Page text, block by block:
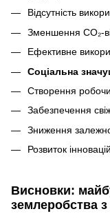
Відсутність
Зменшення CO₂-
Ефективне
Соціальна
Створення
Забезпечення
Зниження
Розвиток
Висновки:
землеробства